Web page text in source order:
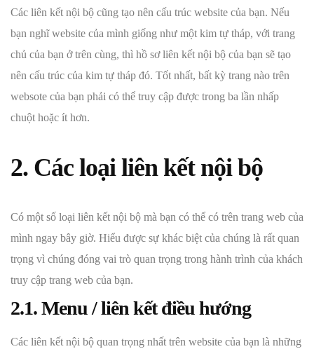
Các liên kết nội bộ cũng tạo nên cấu trúc website của bạn. Nếu
bạn nghĩ website của mình giống như một kim tự tháp, với trang
chủ của bạn ở trên cùng, thì hồ sơ liên kết nội bộ của bạn sẽ tạo
nên cấu trúc của kim tự tháp đó. Tốt nhất, bất kỳ trang nào trên
websote của bạn phải có thể truy cập được trong ba lần nhấp
chuột hoặc ít hơn.
2. Các loại liên kết nội bộ
Có một số loại liên kết nội bộ mà bạn có thể có trên trang web của
mình ngay bây giờ. Hiểu được sự khác biệt của chúng là rất quan
trọng vì chúng đóng vai trò quan trọng trong hành trình của khách
truy cập trang web của bạn.
2.1. Menu / liên kết điều hướng
Các liên kết nội bộ quan trọng nhất trên website của bạn là những